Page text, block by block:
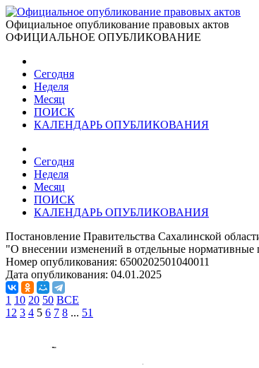
Официальное опубликование правовых актов
ОФИЦИАЛЬНОЕ ОПУБЛИКОВАНИЕ
Сегодня
Неделя
Месяц
ПОИСК
КАЛЕНДАРЬ ОПУБЛИКОВАНИЯ
Сегодня
Неделя
Месяц
ПОИСК
КАЛЕНДАРЬ ОПУБЛИКОВАНИЯ
Постановление Правительства Сахалинской
"О внесении изменений в отдельные нормативные
Номер опубликования: 6500202501040011
Дата опубликования: 04.01.2025
1 10 20 50 ВСЕ
1 2 3 4 5 6 7 8 ... 51